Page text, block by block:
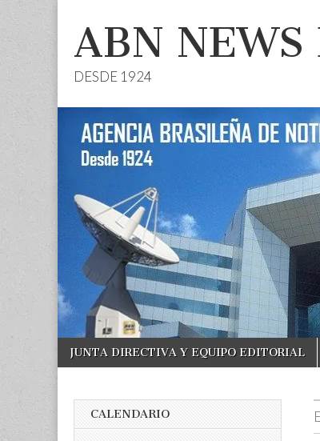
ABN NEWS
DESDE 1924
Main
menu
Skip
JUNTA DIRECTIVA Y EQUIPO EDITORIAL
CALENDARIO